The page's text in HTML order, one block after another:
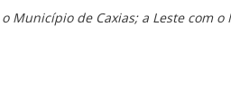
Município de Caxias; a Leste com